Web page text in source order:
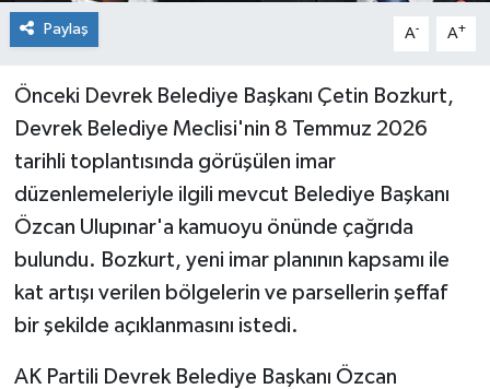
Paylaş A- A+
Önceki Devrek Belediye Başkanı Çetin Bozkurt,
Devrek Belediye Meclisi'nin 8 Temmuz 2026
tarihli toplantısında görüşülen imar
düzenlemeleriyle ilgili mevcut Belediye Başkanı
Özcan Ulupınar'a kamuoyu önünde çağrıda
bulundu. Bozkurt, yeni imar planının kapsamı ile
kat artışı verilen bölgelerin ve parsellerin şeffaf
bir şekilde açıklanmasını istedi.
AK Partili Devrek Belediye Başkanı Özcan